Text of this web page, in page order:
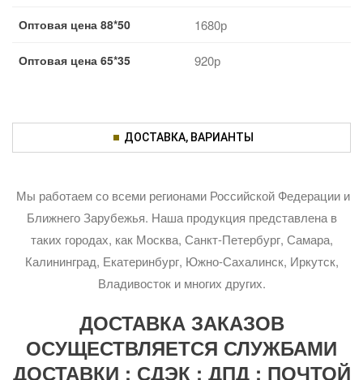
Оптовая цена 88*50 1680р
Оптовая цена 65*35 920р
ДОСТАВКА, ВАРИАНТЫ
Мы работаем со всеми регионами Российской Федерации и
Ближнего Зарубежья. Наша продукция представлена в
таких городах, как Москва, Санкт-Петербург, Самара,
Калининград, Екатеринбург, Южно-Сахалинск, Иркутск,
Владивосток и многих других.
ДОСТАВКА ЗАКАЗОВ
ОСУЩЕСТВЛЯЕТСЯ СЛУЖБАМИ
ДОСТАВКИ : СДЭК ; ДПД ; ПОЧТОЙ